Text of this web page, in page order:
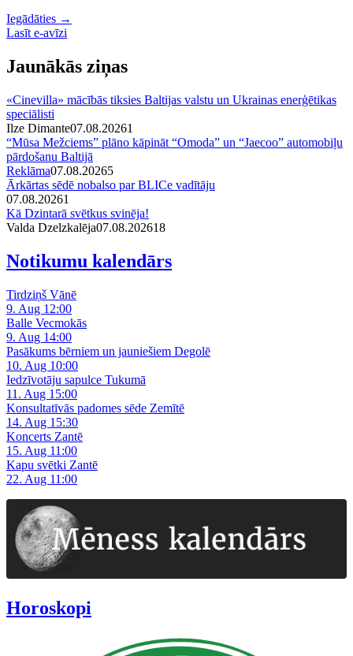
Iegādāties →
Lasīt e-avīzi
Jaunākās ziņas
«Cinevilla» mācībās tiksies Baltijas valstu un Ukrainas enerģētikas
speciālisti
Ilze Dimante07.08.20261
“Mūsa Mežciems” plāno kāpināt “Omoda” un “Jaecoo” automobiļu
pārdošanu Baltijā
Reklāma07.08.20265
Ārkārtas sēdē nobalso par BLICe vadītāju
07.08.20261
Kā Dzintarā svētkus svinēja!
Valda Dzelzkalēja07.08.202618
Notikumu kalendārs
Tirdziņš Vānē
9. Aug 12:00
Balle Vecmokās
9. Aug 14:00
Pasākums bērniem un jauniešiem Degolē
10. Aug 10:00
Iedzīvotāju sapulce Tukumā
11. Aug 15:00
Konsultatīvās padomes sēde Zemītē
14. Aug 15:30
Koncerts Zantē
15. Aug 11:00
Kapu svētki Zantē
22. Aug 11:00
Horoskopi